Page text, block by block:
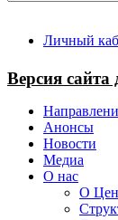
Личный
Версия
Анонсы
Новости
Медиа
О нас
О